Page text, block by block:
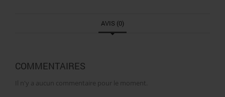
AVIS (0)
COMMENTAIRES
Il n'y a aucun commentaire pour le moment.